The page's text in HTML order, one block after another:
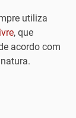
utiliza
, que
acordo com